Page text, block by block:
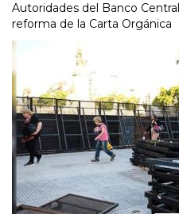
Autoridades del Banco
reforma de la Carta Orgánica